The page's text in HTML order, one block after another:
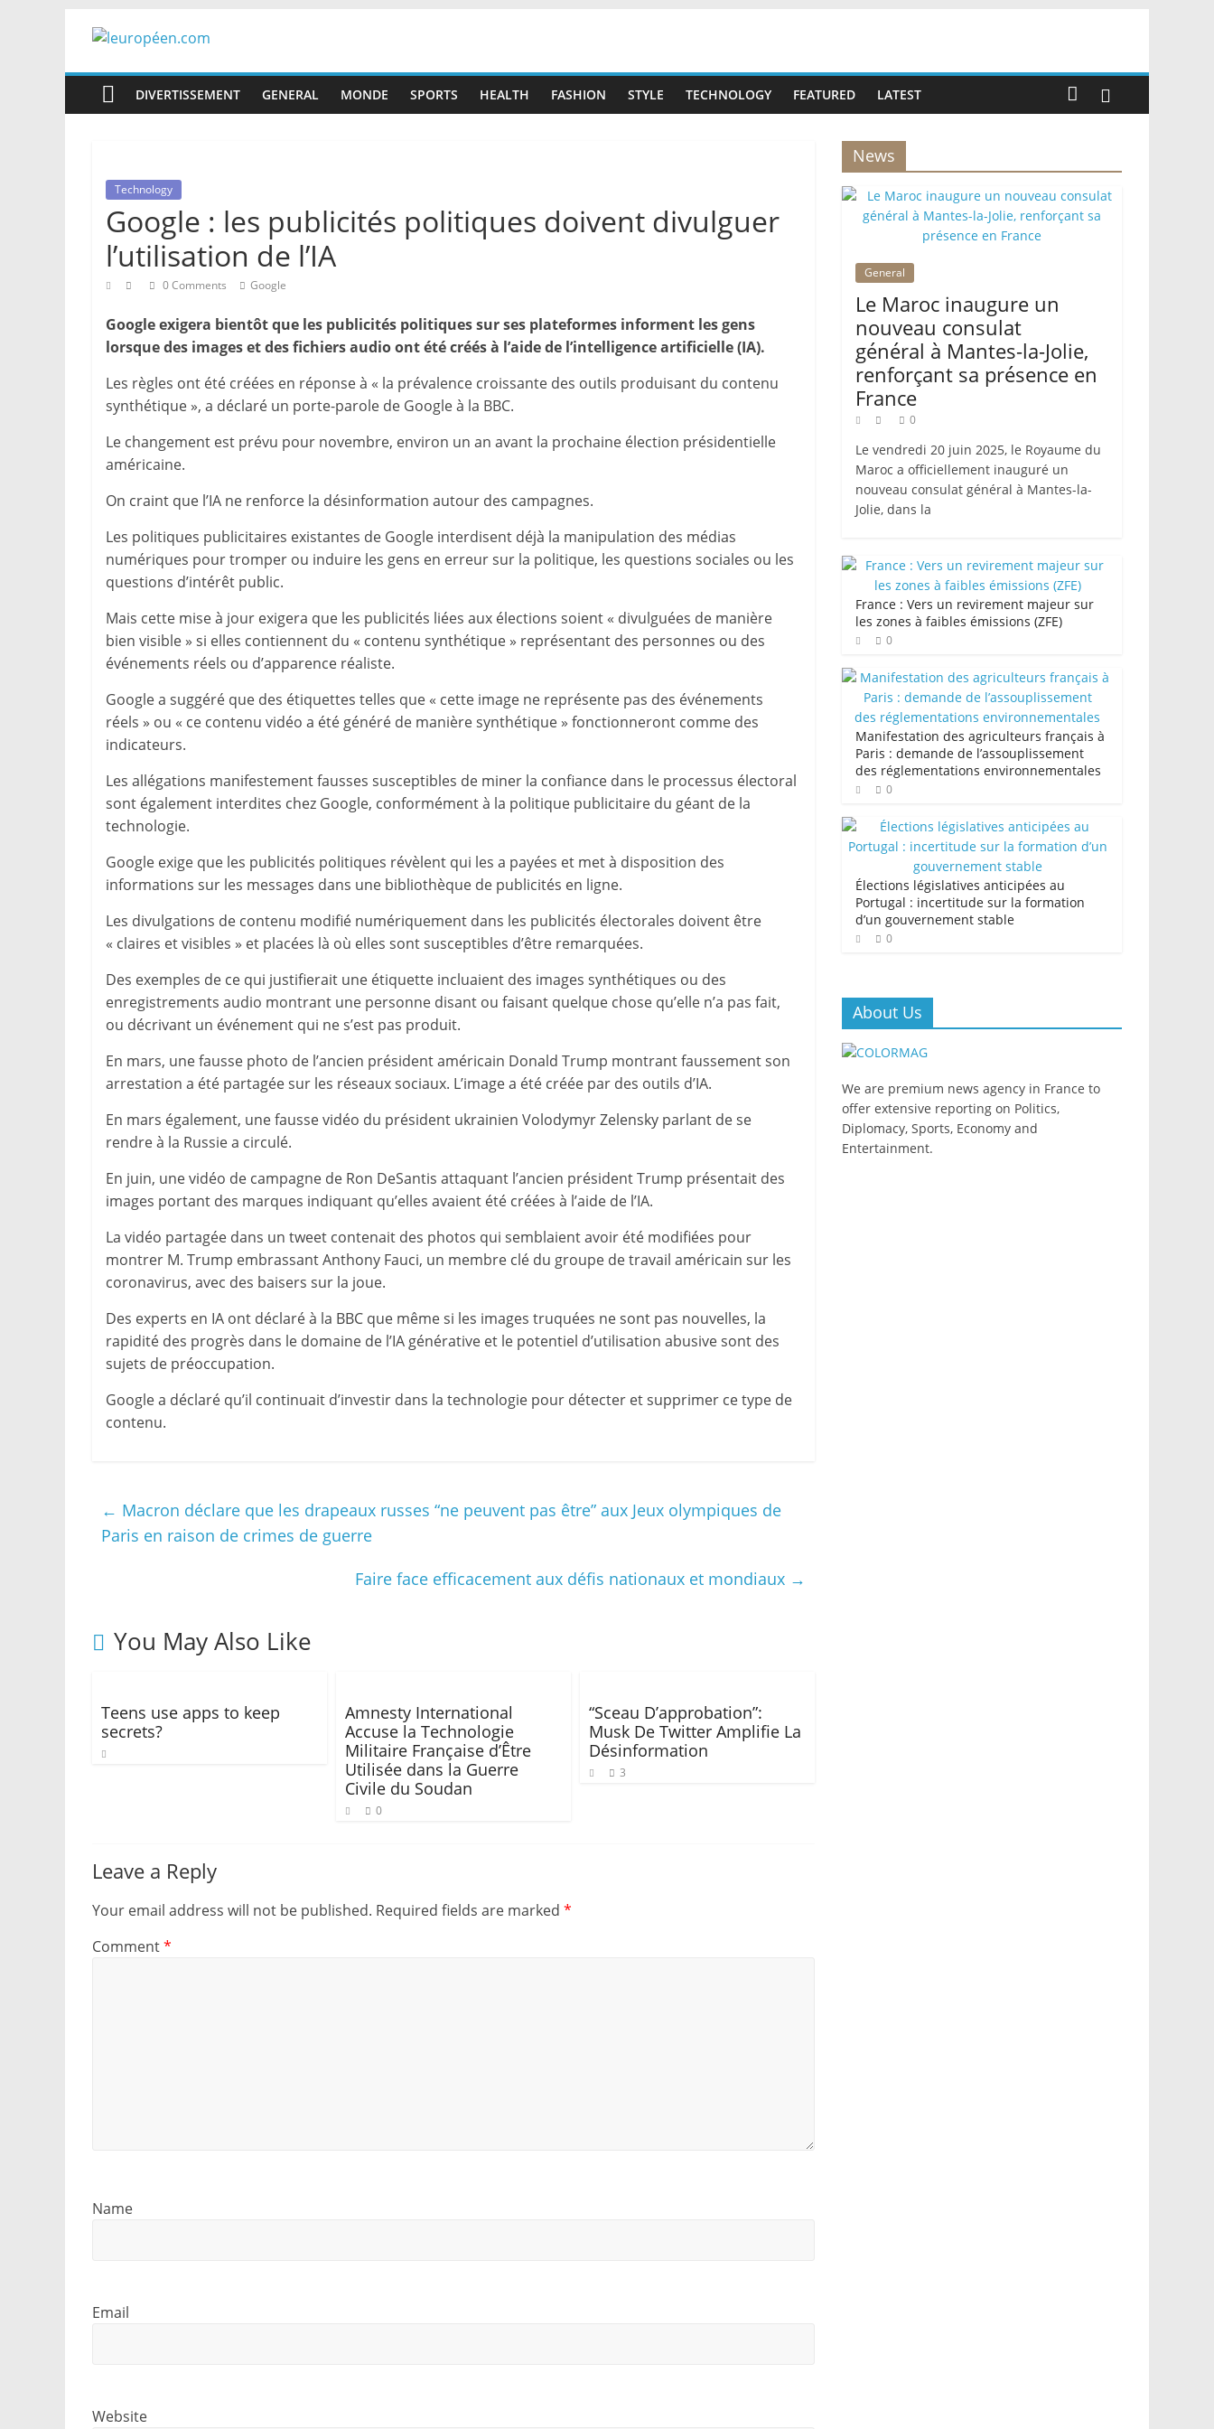
leuropéen.com
DIVERTISSEMENT GENERAL MONDE SPORTS HEALTH FASHION STYLE TECHNOLOGY FEATURED LATEST
Technology
Google : les publicités politiques doivent divulguer
l’utilisation de l’IA
0 Comments Google
Google exigera bientôt que les publicités politiques sur ses plateformes informent les gens
lorsque des images et des fichiers audio ont été créés à l’aide de l’intelligence artificielle (IA).
Les règles ont été créées en réponse à « la prévalence croissante des outils produisant du contenu
synthétique », a déclaré un porte-parole de Google à la BBC.
Le changement est prévu pour novembre, environ un an avant la prochaine élection présidentielle
américaine.
On craint que l’IA ne renforce la désinformation autour des campagnes.
Les politiques publicitaires existantes de Google interdisent déjà la manipulation des médias
numériques pour tromper ou induire les gens en erreur sur la politique, les questions sociales ou les
questions d’intérêt public.
Mais cette mise à jour exigera que les publicités liées aux élections soient « divulguées de manière
bien visible » si elles contiennent du « contenu synthétique » représentant des personnes ou des
événements réels ou d’apparence réaliste.
Google a suggéré que des étiquettes telles que « cette image ne représente pas des événements
réels » ou « ce contenu vidéo a été généré de manière synthétique » fonctionneront comme des
indicateurs.
Les allégations manifestement fausses susceptibles de miner la confiance dans le processus électoral
sont également interdites chez Google, conformément à la politique publicitaire du géant de la
technologie.
Google exige que les publicités politiques révèlent qui les a payées et met à disposition des
informations sur les messages dans une bibliothèque de publicités en ligne.
Les divulgations de contenu modifié numériquement dans les publicités électorales doivent être
« claires et visibles » et placées là où elles sont susceptibles d’être remarquées.
Des exemples de ce qui justifierait une étiquette incluaient des images synthétiques ou des
enregistrements audio montrant une personne disant ou faisant quelque chose qu’elle n’a pas fait,
ou décrivant un événement qui ne s’est pas produit.
En mars, une fausse photo de l’ancien président américain Donald Trump montrant faussement son
arrestation a été partagée sur les réseaux sociaux. L’image a été créée par des outils d’IA.
En mars également, une fausse vidéo du président ukrainien Volodymyr Zelensky parlant de se
rendre à la Russie a circulé.
En juin, une vidéo de campagne de Ron DeSantis attaquant l’ancien président Trump présentait des
images portant des marques indiquant qu’elles avaient été créées à l’aide de l’IA.
La vidéo partagée dans un tweet contenait des photos qui semblaient avoir été modifiées pour
montrer M. Trump embrassant Anthony Fauci, un membre clé du groupe de travail américain sur les
coronavirus, avec des baisers sur la joue.
Des experts en IA ont déclaré à la BBC que même si les images truquées ne sont pas nouvelles, la
rapidité des progrès dans le domaine de l’IA générative et le potentiel d’utilisation abusive sont des
sujets de préoccupation.
Google a déclaré qu’il continuait d’investir dans la technologie pour détecter et supprimer ce type de
contenu.
← Macron déclare que les drapeaux russes “ne peuvent pas être” aux Jeux olympiques de
Paris en raison de crimes de guerre
Faire face efficacement aux défis nationaux et mondiaux →
You May Also Like
Teens use apps to keep
secrets?
Amnesty International
Accuse la Technologie
Militaire Française d’Être
Utilisée dans la Guerre
Civile du Soudan
0
“Sceau D’approbation”:
Musk De Twitter Amplifie La
Désinformation
3
Leave a Reply
Your email address will not be published. Required fields are marked *
Comment*
Name
Email
Website
News
General
Le Maroc inaugure un
nouveau consulat
général à Mantes-la-Jolie,
renforçant sa présence en
France
0
Le vendredi 20 juin 2025, le Royaume du
Maroc a officiellement inauguré un
nouveau consulat général à Mantes-la-
Jolie, dans la
France : Vers un revirement majeur sur
les zones à faibles émissions (ZFE)
0
Manifestation des agriculteurs français à
Paris : demande de l’assouplissement
des réglementations environnementales
0
Élections législatives anticipées au
Portugal : incertitude sur la formation
d’un gouvernement stable
0
About Us
We are premium news agency in France to
offer extensive reporting on Politics,
Diplomacy, Sports, Economy and
Entertainment.